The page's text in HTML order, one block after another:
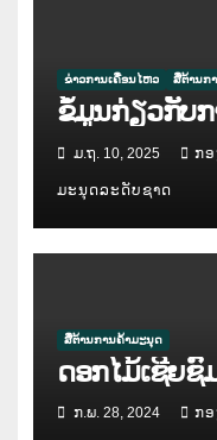
ຂ່າວການເຄື່ອນໄຫວ ສື່ຕ້ານກ
ຂໍ້ມູນກ່ຽວກັບ
ມ.ຖ. 10, 2025 ກອ
ມະນຸດລະດັບຊາດ
ສື່ຕ້ານການຄ້າມະນຸດ
ດອກໄມ້ເຊີຍຊົ
ກ.ພ. 28, 2024 ກອ